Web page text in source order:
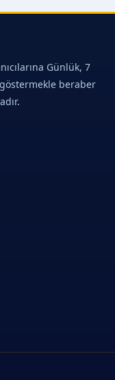
Günlük, 7
beraber